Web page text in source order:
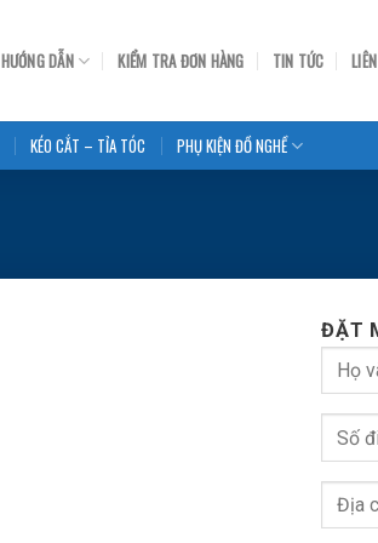
HƯỚNG DẪN KIỂM TRA ĐƠN HÀNG TIN TỨC
KÉO CẮT – TỈA TÓC PHỤ KIỆN ĐỒ NGHỀ
ĐẶT